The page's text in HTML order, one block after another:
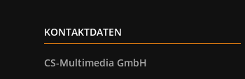
KONTAKTDATEN
CS-Multimedia GmbH